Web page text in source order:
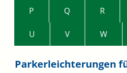
P Q R
U V W
Parkerleichterungen